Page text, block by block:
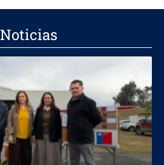
Noticias